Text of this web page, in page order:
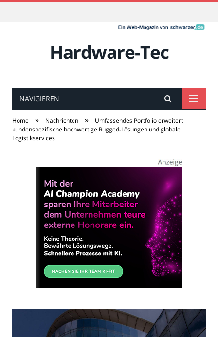
Hardware-Tec
NAVIGIEREN
Home » Nachrichten »
Umfassendes Portfolio erweitert
kundenspezifische hochwertige Rugged-Lösungen und globale
Logistikservices